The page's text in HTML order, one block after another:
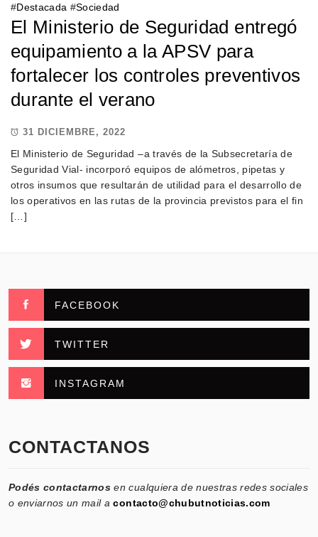
#Destacada #Sociedad
El Ministerio de Seguridad entregó
equipamiento a la APSV para
fortalecer los controles preventivos
durante el verano
31 DICIEMBRE, 2022
El Ministerio de Seguridad –a través de la Subsecretaría de
Seguridad Vial- incorporó equipos de alómetros, pipetas y
otros insumos que resultarán de utilidad para el desarrollo de
los operativos en las rutas de la provincia previstos para el fin
[…]
FACEBOOK
TWITTER
INSTAGRAM
CONTACTANOS
Podés contactarnos en cualquiera de nuestras redes sociales
o enviarnos un mail acontacto@chubutnoticias.com